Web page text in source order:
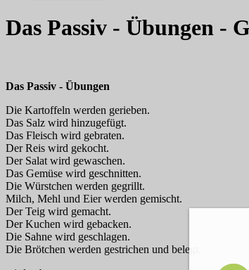
Das Passiv - Übungen -
Das Passiv - Übungen
Die Kartoffeln werden gerieben.
Das Salz wird hinzugefügt.
Das Fleisch wird gebraten.
Der Reis wird gekocht.
Der Salat wird gewaschen.
Das Gemüse wird geschnitten.
Die Würstchen werden gegrillt.
Milch, Mehl und Eier werden gemischt.
Der Teig wird gemacht.
Der Kuchen wird gebacken.
Die Sahne wird geschlagen.
Die Brötchen werden gestrichen und belegt.